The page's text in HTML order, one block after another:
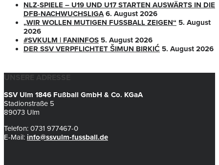
NLZ-SPIELE – U19 UND U17 STARTEN AUSWÄRTS IN DIE
DFB-NACHWUCHSLIGA 6. August 2026
„WIR WOLLEN MUTIGEN FUSSBALL ZEIGEN“
5. August
2026
#SVKULM | FANINFOS 5. August 2026
DER SSV VERPFLICHTET ŠIMUN BIRKIĆ 5. August 2026
UNSERE ADRESSE
SSV Ulm 1846 Fußball GmbH & Co. KGaA
Stadionstraße 5
89073 Ulm
Telefon: 0731 977467-0
E-Mail: info@ssvulm-fussball.de